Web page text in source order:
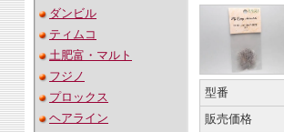
ダンビル
ティムコ
土肥富・マルト
フジノ
プロックス
ヘアライン
型番
販売価格